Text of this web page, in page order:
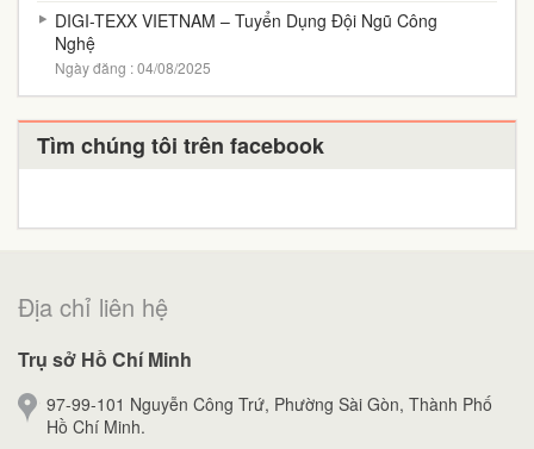
DIGI-TEXX VIETNAM – Tuyển Dụng Đội Ngũ Công
Nghệ
Ngày đăng : 04/08/2025
Tìm chúng tôi trên facebook
Địa chỉ liên hệ
Trụ sở Hồ Chí Minh
97-99-101 Nguyễn Công Trứ, Phường Sài Gòn, Thành Phố
Hồ Chí Minh.